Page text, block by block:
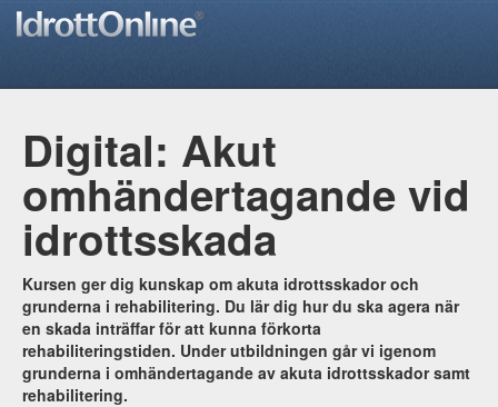
Digital: Akut
omhändertagande vid
idrottsskada
Kursen ger dig kunskap om akuta idrottsskador och
grunderna i rehabilitering. Du lär dig hur du ska agera när
en skada inträffar för att kunna förkorta
rehabiliteringstiden. Under utbildningen går vi igenom
grunderna i omhändertagande av akuta idrottsskador samt
rehabilitering.